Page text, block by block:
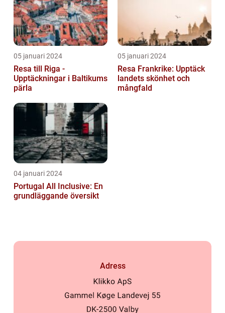
05 januari 2024
Resa till Riga -
Upptäckningar i Baltikums
pärla
05 januari 2024
Resa Frankrike: Upptäck
landets skönhet och
mångfald
04 januari 2024
Portugal All Inclusive: En
grundläggande översikt
Adress